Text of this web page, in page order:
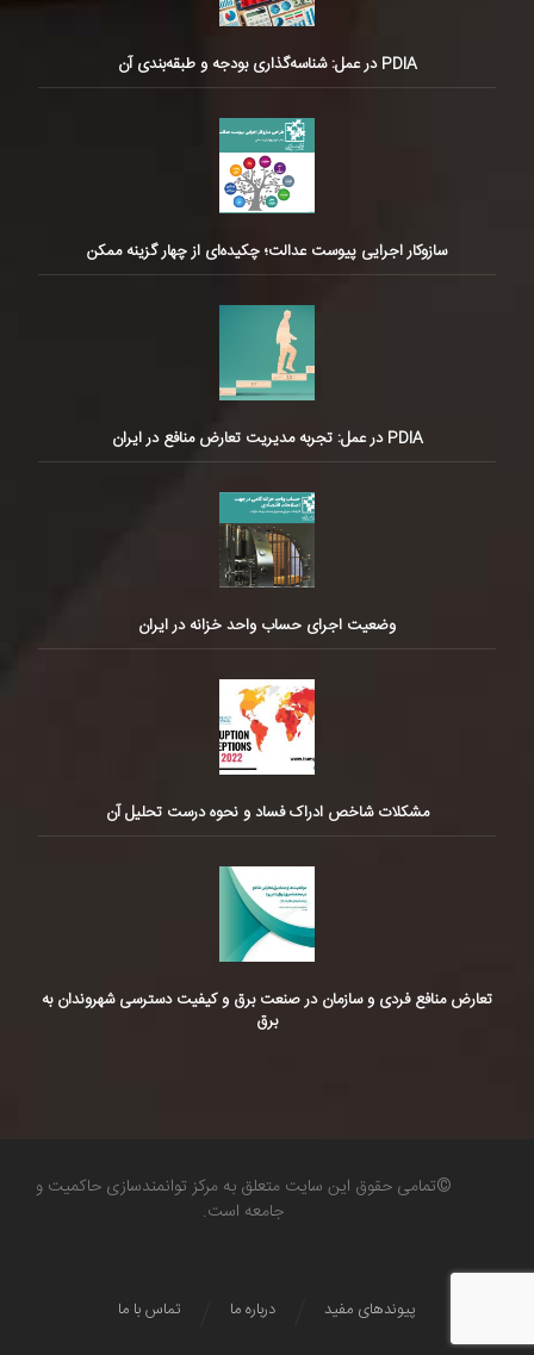
PDIA در عمل: شناسه‌گذاری بودجه و طبقه‌بندی آن
سازوکار اجرایی پیوست عدالت؛ چکیده‌ای از چهار گزینه ممکن
PDIA در عمل: تجربه مدیریت تعارض منافع در ایران
وضعیت اجرای حساب واحد خزانه در ایران
مشکلات شاخص ادراک فساد و نحوه درست تحلیل آن
تعارض منافع فردی و سازمان در صنعت برق و کیفیت دسترسی شهروندان به
برق
©تمامی حقوق این سایت متعلق به مرکز توانمندسازی حاکمیت و
جامعه است.
تماس با ما درباره ما پیوندهای مفید